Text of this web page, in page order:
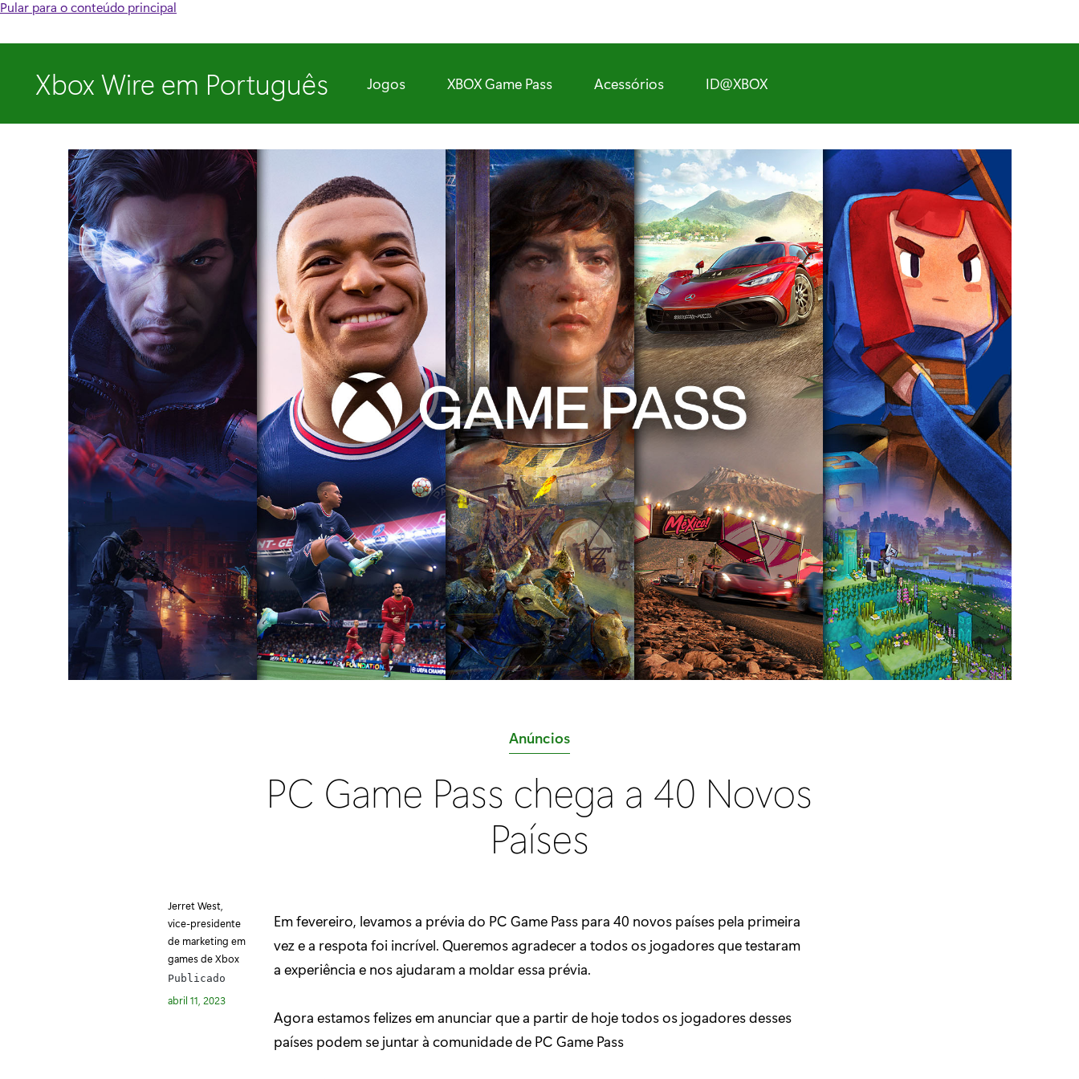
Pular para o conteúdo principal
Xbox Wire em Português Jogos XBOX Game Pass Acessórios ID@XBOX
C
e
g
o
a
:
Anúncios
PC Game Pass chega a 40 Novos
Países
Jerret West,
vice-presidente
de marketing em
games de Xbox
Publicado
abril 11, 2023
Em fevereiro, levamos a prévia do PC Game Pass para 40 novos países pela primeira
vez e a respota foi incrível. Queremos agradecer a todos os jogadores que testaram
a experiência e nos ajudaram a moldar essa prévia.
Agora estamos felizes em anunciar que a partir de hoje todos os jogadores desses
países podem se juntar à comunidade de PC Game Pass